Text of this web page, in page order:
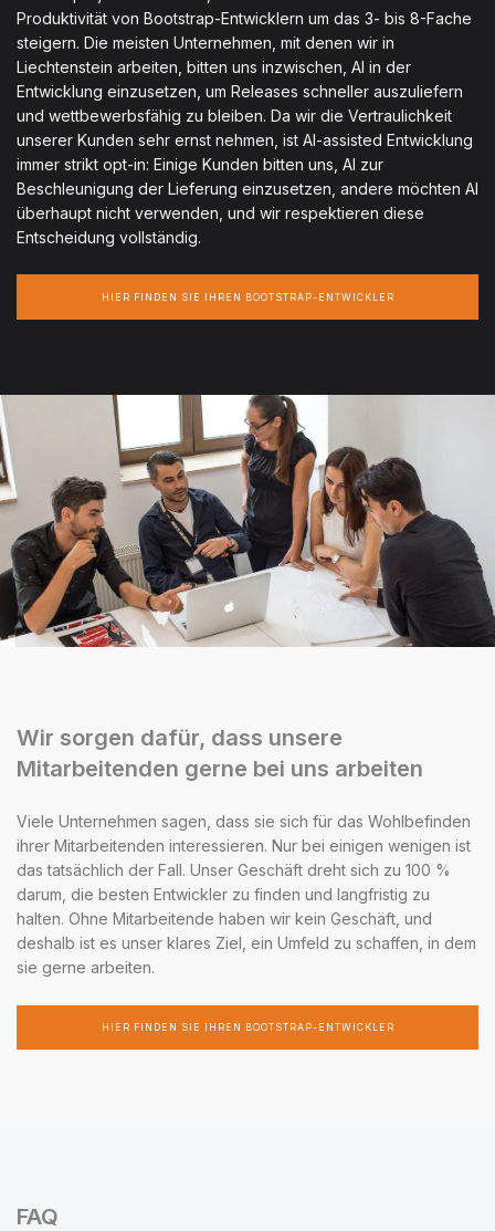
Produktivität von Bootstrap-Entwicklern um das 3- bis 8-Fache
steigern. Die meisten Unternehmen, mit denen wir in
Liechtenstein arbeiten, bitten uns inzwischen, AI in der
Entwicklung einzusetzen, um Releases schneller auszuliefern
und wettbewerbsfähig zu bleiben. Da wir die Vertraulichkeit
unserer Kunden sehr ernst nehmen, ist AI-assisted Entwicklung
immer strikt opt-in: Einige Kunden bitten uns, AI zur
Beschleunigung der Lieferung einzusetzen, andere möchten AI
überhaupt nicht verwenden, und wir respektieren diese
Entscheidung vollständig.
HIER FINDEN SIE IHREN BOOTSTRAP-ENTWICKLER
Wir sorgen dafür, dass unsere
Mitarbeitenden gerne bei uns arbeiten
Viele Unternehmen sagen, dass sie sich für das Wohlbefinden
ihrer Mitarbeitenden interessieren. Nur bei einigen wenigen ist
das tatsächlich der Fall. Unser Geschäft dreht sich zu 100 %
darum, die besten Entwickler zu finden und langfristig zu
halten. Ohne Mitarbeitende haben wir kein Geschäft, und
deshalb ist es unser klares Ziel, ein Umfeld zu schaffen, in dem
sie gerne arbeiten.
HIER FINDEN SIE IHREN BOOTSTRAP-ENTWICKLER
FAQ